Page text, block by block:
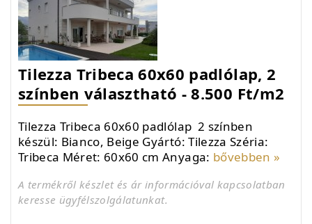
Tilezza Tribeca 60x60 padlólap, 2
színben választható - 8.500 Ft/m2
Tilezza Tribeca 60x60 padlólap 2 színben
készül: Bianco, Beige Gyártó: Tilezza Széria:
Tribeca Méret: 60x60 cm Anyaga: bővebben »
A termékről készlet és ár információval kapcsolatban
keresse ügyfélszolgálatunkat.